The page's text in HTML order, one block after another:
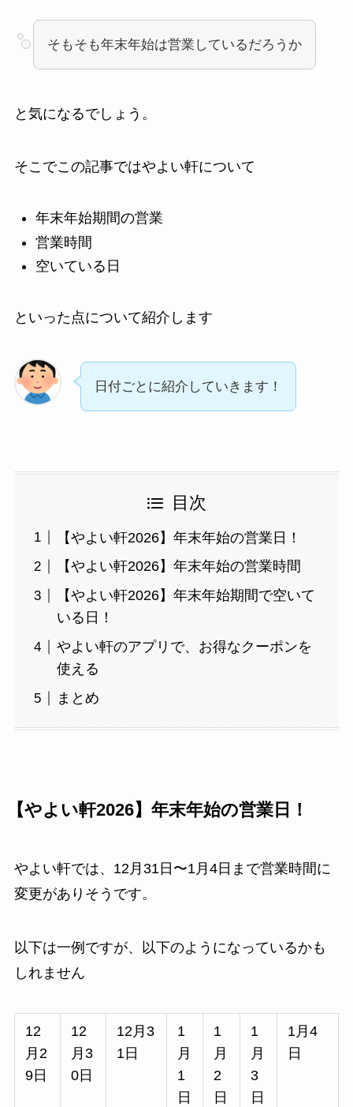
そもそも年末年始は営業しているだろうか
と気になるでしょう。
そこでこの記事ではやよい軒について
年末年始期間の営業
営業時間
空いている日
といった点について紹介します
日付ごとに紹介していきます！
目次
【やよい軒2026】年末年始の営業日！
【やよい軒2026】年末年始の営業時間
【やよい軒2026】年末年始期間で空いて
いる日！
やよい軒のアプリで、お得なクーポンを
使える
まとめ
【やよい軒2026】年末年始の営業日！
やよい軒では、12月31日〜1月4日まで営業時間に
変更がありそうです。
以下は一例ですが、以下のようになっているかも
しれません
12
月2
9日
12
月3
0日
12月3
1日
1
月
1
日
1
月
2
日
1
月
3
日
1月4
日